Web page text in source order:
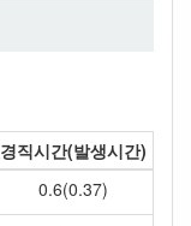
경직시간(발생시간)
0.6(0.37)